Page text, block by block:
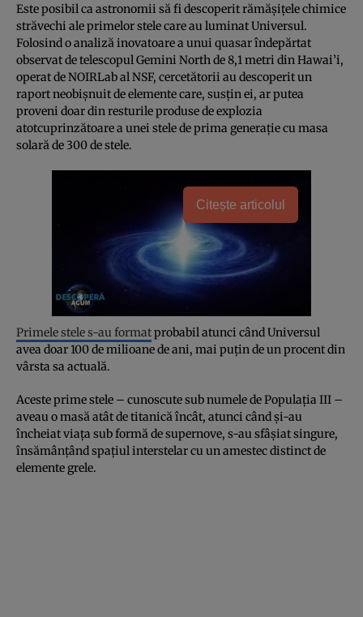
Este posibil ca astronomii să fi descoperit rămășițele chimice
străvechi ale primelor stele care au luminat Universul.
Folosind o analiză inovatoare a unui quasar îndepărtat
observat de telescopul Gemini North de 8,1 metri din Hawai’i,
operat de NOIRLab al NSF, cercetătorii au descoperit un
raport neobișnuit de elemente care, susțin ei, ar putea
proveni doar din resturile produse de explozia
atotcuprinzătoare a unei stele de prima generație cu masa
solară de 300 de stele.
Citește articolul
Primele stele s-au formatprobabil atunci când Universul
avea doar 100 de milioane de ani, mai puțin de un procent din
vârsta sa actuală.
Aceste prime stele – cunoscute sub numele de Populația III –
aveau o masă atât de titanică încât, atunci când și-au
încheiat viața sub formă de supernove, s-au sfâșiat singure,
însămânțând spațiul interstelar cu un amestec distinct de
elemente grele.